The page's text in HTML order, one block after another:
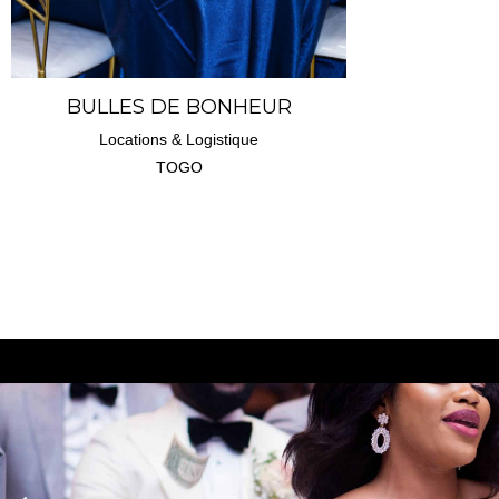
BULLES DE BONHEUR
Locations & Logistique
TOGO